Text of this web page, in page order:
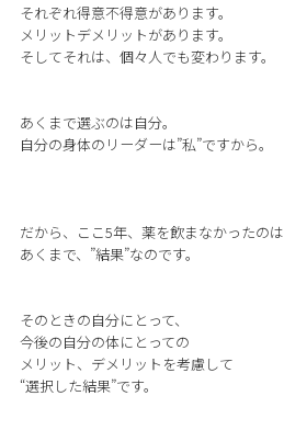
それぞれ得意不得意があります。
メリットデメリットがあります。
そしてそれは、個々人でも変わります。
あくまで選ぶのは自分。
自分の身体のリーダーは”私”ですから。
だから、ここ5年、薬を飲まなかったのは
あくまで、”結果”なのです。
そのときの自分にとって、
今後の自分の体にとっての
メリット、デメリットを考慮して
“選択した結果”です。